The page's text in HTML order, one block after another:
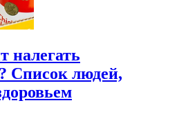
налегать
Список людей,